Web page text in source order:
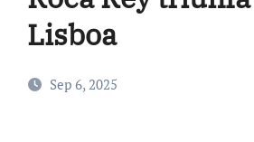
Lisboa
Sep 6, 2025